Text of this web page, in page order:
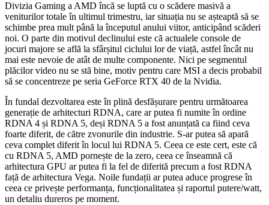
Divizia Gaming a AMD încă se luptă cu o scădere masivă a
veniturilor totale în ultimul trimestru, iar situația nu se așteaptă să se
schimbe prea mult până la începutul anului viitor, anticipând scăderi
noi. O parte din motivul declinului este că actualele console de
jocuri majore se află la sfârșitul ciclului lor de viață, astfel încât nu
mai este nevoie de atât de multe componente. Nici pe segmentul
plăcilor video nu se stă bine, motiv pentru care MSI a decis probabil
să se concentreze pe seria GeForce RTX 40 de la Nvidia.
În fundal dezvoltarea este în plină desfășurare pentru următoarea
generație de arhitecturi RDNA, care ar putea fi numite în ordine
RDNA 4 și RDNA 5, deși RDNA 5 a fost anunțată ca fiind ceva
foarte diferit, de către zvonurile din industrie. S-ar putea să apară
ceva complet diferit în locul lui RDNA 5. Ceea ce este cert, este că
cu RDNA 5, AMD pornește de la zero, ceea ce înseamnă că
arhitectura GPU ar putea fi la fel de diferită precum a fost RDNA
față de arhitectura Vega. Noile fundații ar putea aduce progrese în
ceea ce privește performanța, funcționalitatea și raportul putere/watt,
un detaliu dureros pe moment.